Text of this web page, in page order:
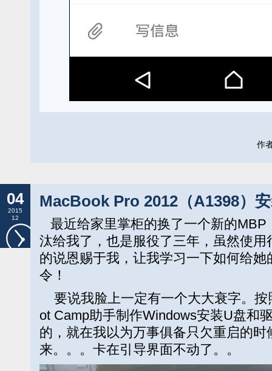
作
04
2015
12
MacBook Pro 2012（A1398）
最近给家里掌柜的换了一个新的MBP
汰给我了，也是服役了三年，虽然使
的说恩赐于我，让我学习一下如何给
令！
要说我脸上一定有一个大大衰字。按
ot Camp助手制作Windows安装U盘和
的，就在我以为万事俱备只欠重启的
来。。。卡在引导界面不动了。。